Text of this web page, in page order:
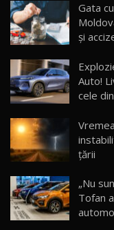
15
16
13:10
17
Gata
și
Auto!
cele
țării
„Nu
Tofan